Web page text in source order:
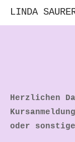
LINDA
Herzlichen
oder